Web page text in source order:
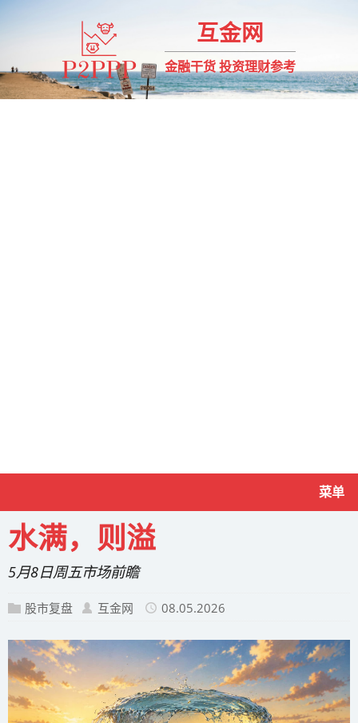
互金网
金融干货 投资理财参考
菜单
水满，则溢
5月8日周五市场前瞻
股市复盘 互金网 08.05.2026